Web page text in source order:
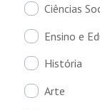
Ciências
Ensino e
História
Arte